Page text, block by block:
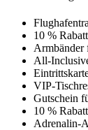
10 %
Armbänder
All-
VIP-
Gutschein
10 %
Adrenalin-